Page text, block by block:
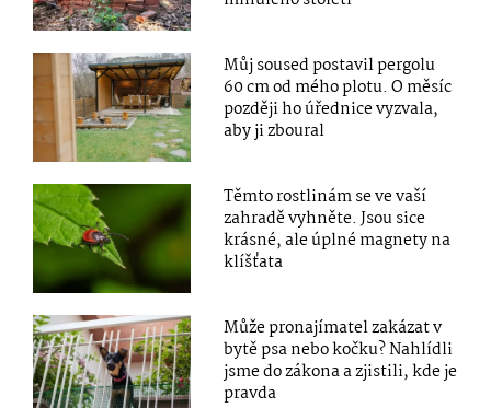
Můj soused postavil pergolu
60 cm od mého plotu. O měsíc
později ho úřednice vyzvala,
aby ji zboural
Těmto rostlinám se ve vaší
zahradě vyhněte. Jsou sice
krásné, ale úplné magnety na
klíšťata
Může pronajímatel zakázat v
bytě psa nebo kočku? Nahlídli
jsme do zákona a zjistili, kde je
pravda